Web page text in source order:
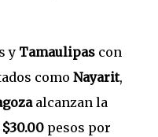
y Tamaulipas con
como Nayarit,
alcanzan la
$30.00 pesos por